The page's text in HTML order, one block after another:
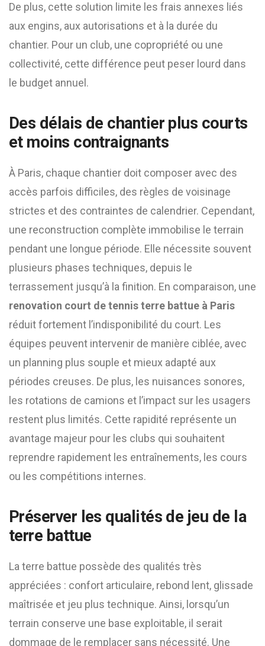
De plus, cette solution limite les frais annexes liés
aux engins, aux autorisations et à la durée du
chantier. Pour un club, une copropriété ou une
collectivité, cette différence peut peser lourd dans
le budget annuel.
Des délais de chantier plus courts
et moins contraignants
À Paris, chaque chantier doit composer avec des
accès parfois difficiles, des règles de voisinage
strictes et des contraintes de calendrier. Cependant,
une reconstruction complète immobilise le terrain
pendant une longue période. Elle nécessite souvent
plusieurs phases techniques, depuis le
terrassement jusqu’à la finition. En comparaison, une
renovation court de tennis terre battue à Paris
réduit fortement l’indisponibilité du court. Les
équipes peuvent intervenir de manière ciblée, avec
un planning plus souple et mieux adapté aux
périodes creuses. De plus, les nuisances sonores,
les rotations de camions et l’impact sur les usagers
restent plus limités. Cette rapidité représente un
avantage majeur pour les clubs qui souhaitent
reprendre rapidement les entraînements, les cours
ou les compétitions internes.
Préserver les qualités de jeu de la
terre battue
La terre battue possède des qualités très
appréciées : confort articulaire, rebond lent, glissade
maîtrisée et jeu plus technique. Ainsi, lorsqu’un
terrain conserve une base exploitable, il serait
dommage de le remplacer sans nécessité. Une